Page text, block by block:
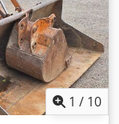
1 / 10